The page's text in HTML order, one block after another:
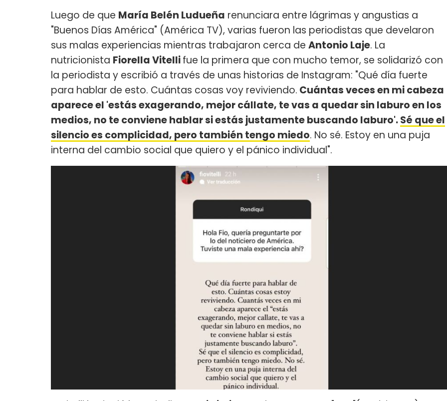
Luego de que María Belén Ludueña renunciara entre lágrimas y angustias a
"Buenos Días América" (América TV), varias fueron las periodistas que develaron
sus malas experiencias mientras trabajaron cerca de Antonio Laje. La
nutricionista Fiorella Vitellifue la primera que con mucho temor, se solidarizó con
la periodista y escribió a través de unas historias de Instagram: "Qué día fuerte
para hablar de esto. Cuántas cosas voy reviviendo. Cuántas veces en mi cabeza
aparece el 'estás exagerando, mejor cállate, te vas a quedar sin laburo en los
medios, no te conviene hablar si estás justamente buscando laburo'.Sé que el
silencio es complicidad, pero también tengo miedo. No sé. Estoy en una puja
interna del cambio social que quiero y el pánico individual".